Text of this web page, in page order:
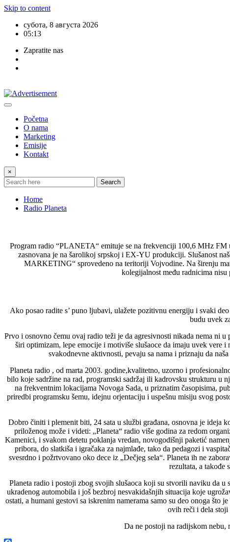
Skip to content
субота, 8 августа 2026
05:13
Zapratite nas
Početna
O nama
Marketing
Emisije
Kontakt
×
Search
Home
Radio Planeta
Program radio “PLANETA“ emituje se na frekvenciji 100,6 MHz FM
zasnovana je na šarolikoj srpskoj i EX-YU produkciji. Slušanost
MARKETING“ sprovedeno na teritoriji Vojvodine. Na širenju
kolegijalnost među radnicima nisu
Ako posao radite s’ puno ljubavi, ulažete pozitivnu energiju i svaki
budu uvek
Prvo i osnovno čemu ovaj radio teži je da agresivnosti nikada nema ni
širi optimizam, lepe emocije i motiviše slušaoce da imaju uvek vere
svakodnevne aktivnosti, pevaju sa nama i priznaju da
Planeta radio , od marta 2003. godine,kvalitetno, uzorno i
bilo koje sadržine na rad, programski sadržaj ili kadrovsku strukturu u
na frekventnim lokacijama Novoga Sada, u priznatim časopisima,
priredbi programsku šemu, idejnu orjentaciju i uspešnu misiju svog
Dobro činiti i plemenit biti, 24 sata u službi građana, osnovna je ideja
priloženog može i videti: „Planeta“ radio više godina za redom
Kamenici, i svakom detetu poklanja vredan, novogodišnji paketić
pribora, do slatkiša i igračaka za najmlađe, tako da pedagozi i
svesrdno i požrtvovano oko dece iz „Dečjeg sela“. Planeta ih ne
rezultata, a takođe
Planeta radio i postoji zbog svojih slušaoca koji su stvorili naviku da
ukradenog automobila i još bezbroj nesvakidašnjih situacija koje
ostati, a humani gestovi sa iskrenim namerama samo su deo onoga
ovih reči i dela
Da ne postoji na radijskom